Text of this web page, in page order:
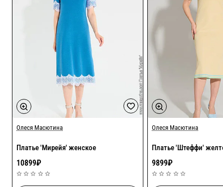
Олеся Масютина
Платье 'Мирейя' женское
10899₽
Олеся Масютина
Платье 'Штеффи'
9899₽